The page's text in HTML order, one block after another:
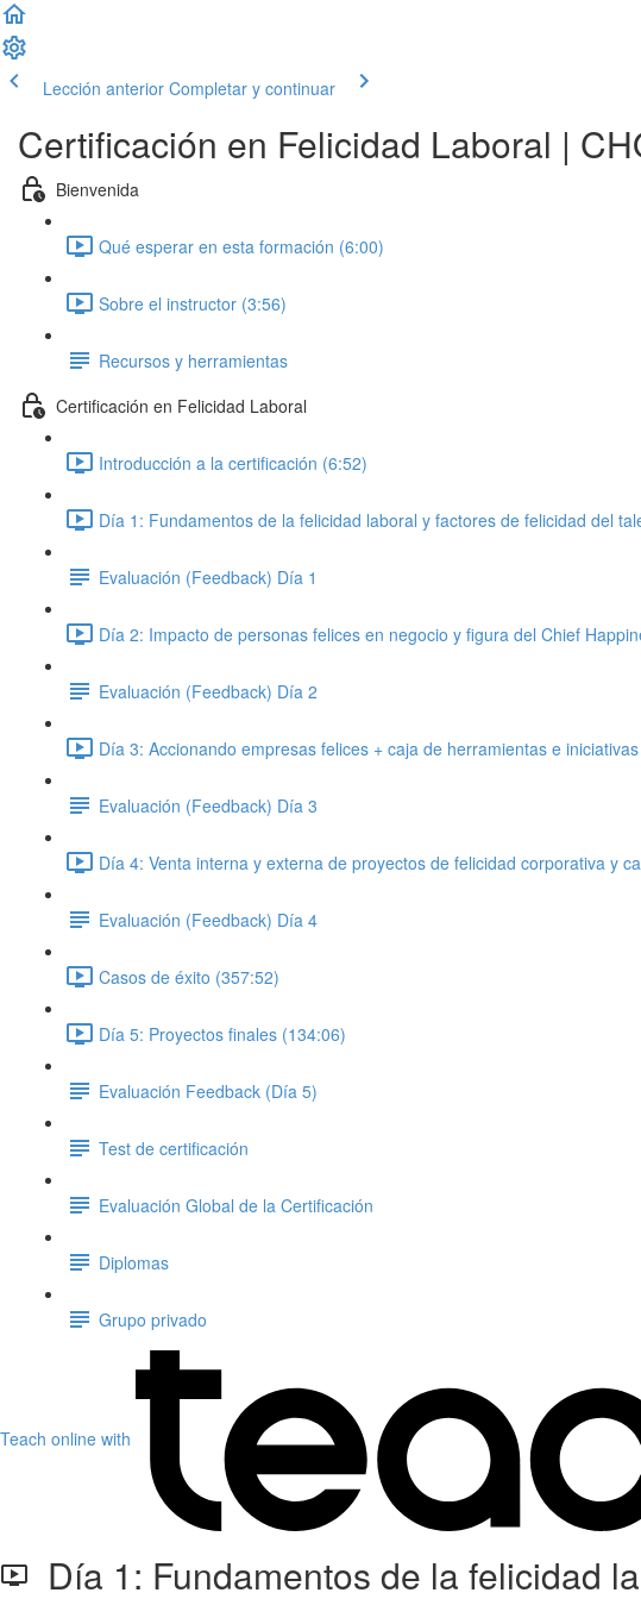
Lección anterior Completar y continuar
Certificación en Felicidad Laboral |
Bienvenida
Qué esperar en esta formación (6:00)
Sobre el instructor (3:56)
Recursos y herramientas
Certificación en Felicidad Laboral
Introducción a la certificación (6:52)
Día 1: Fundamentos de la felicidad laboral y factores de felicidad del
Evaluación (Feedback) Día 1
Día 2: Impacto de personas felices en negocio y figura del Chief
Evaluación (Feedback) Día 2
Día 3: Accionando empresas felices + caja de herramientas e
Evaluación (Feedback) Día 3
Día 4: Venta interna y externa de proyectos de felicidad corporativa y
Evaluación (Feedback) Día 4
Casos de éxito (357:52)
Día 5: Proyectos finales (134:06)
Evaluación Feedback (Día 5)
Test de certificación
Evaluación Global de la Certificación
Diplomas
Grupo privado
Teach online with
Día 1: Fundamentos de la felicidad